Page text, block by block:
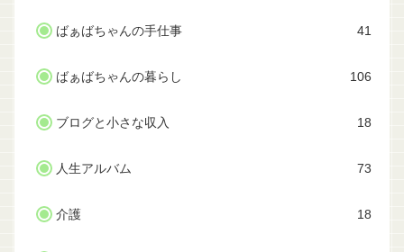
ばぁばちゃんの手仕事 41
ばぁばちゃんの暮らし 106
ブログと小さな収入 18
人生アルバム 73
介護 18